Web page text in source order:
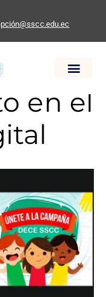
por
en el